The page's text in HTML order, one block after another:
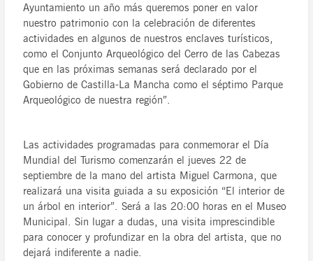
Ayuntamiento un año más queremos poner en valor
nuestro patrimonio con la celebración de diferentes
actividades en algunos de nuestros enclaves turísticos,
como el Conjunto Arqueológico del Cerro de las Cabezas
que en las próximas semanas será declarado por el
Gobierno de Castilla-La Mancha como el séptimo Parque
Arqueológico de nuestra región”.
Las actividades programadas para conmemorar el Día
Mundial del Turismo comenzarán el jueves 22 de
septiembre de la mano del artista Miguel Carmona, que
realizará una visita guiada a su exposición “El interior de
un árbol en interior”. Será a las 20:00 horas en el Museo
Municipal. Sin lugar a dudas, una visita imprescindible
para conocer y profundizar en la obra del artista, que no
dejará indiferente a nadie.